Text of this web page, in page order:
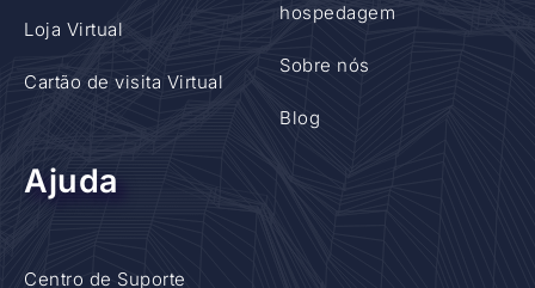
Loja Virtual
Cartão de visita Virtual
hospedagem
Sobre nós
Blog
Ajuda
Centro de Suporte